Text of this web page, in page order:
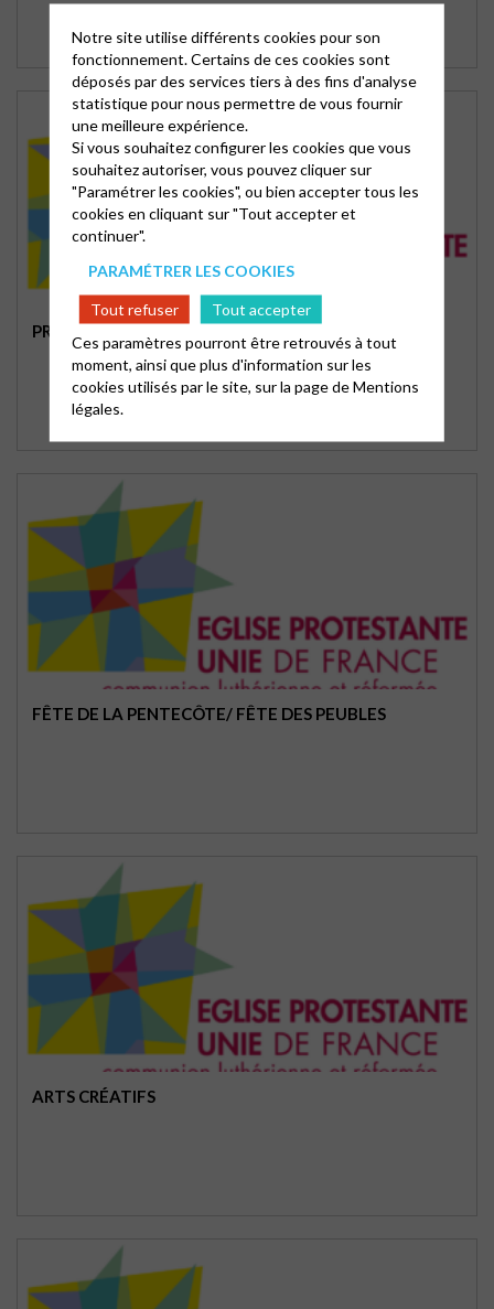
PRÉPARATION DE LA FÊTE DE L’AVENT
FÊTE DE LA PENTECÔTE/ FÊTE DES PEUBLES
ARTS CRÉATIFS
Notre site utilise différents cookies pour son
fonctionnement. Certains de ces cookies sont
déposés par des services tiers à des fins d'analyse
statistique pour nous permettre de vous fournir
une meilleure expérience.
Si vous souhaitez configurer les cookies que vous
souhaitez autoriser, vous pouvez cliquer sur
"Paramétrer les cookies", ou bien accepter tous les
cookies en cliquant sur "Tout accepter et
continuer".
PARAMÉTRER LES COOKIES
Tout refuser
Tout accepter
Ces paramètres pourront être retrouvés à tout
moment, ainsi que plus d'information sur les
cookies utilisés par le site, sur la page deMentions
légales.